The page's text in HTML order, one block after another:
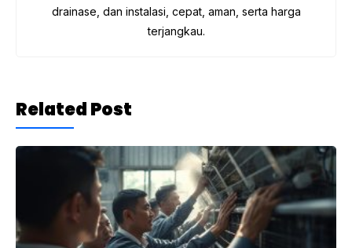
drainase, dan instalasi, cepat, aman, serta harga
terjangkau.
Related Post